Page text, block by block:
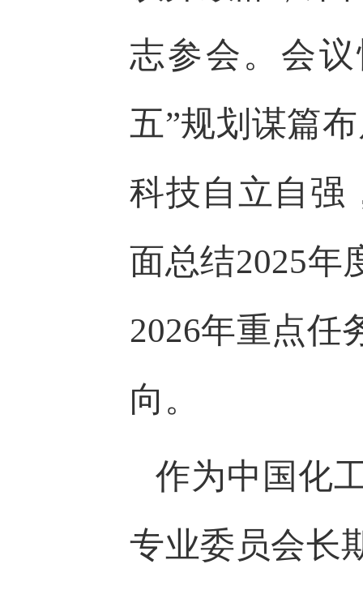
志参会。会
五”规划谋篇
科技自立自强
面总结2025年
2026年重点任
向。
作为中国化
专业委员会长